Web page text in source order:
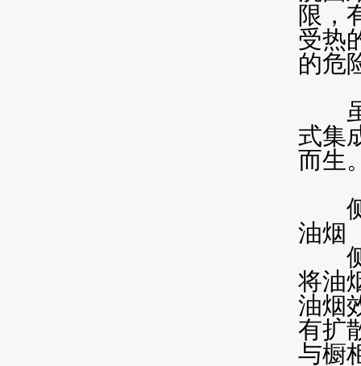
限，
受热
的危
虽
式集
而生
侧
油烟
侧
将油
油烟
有扩
与橱